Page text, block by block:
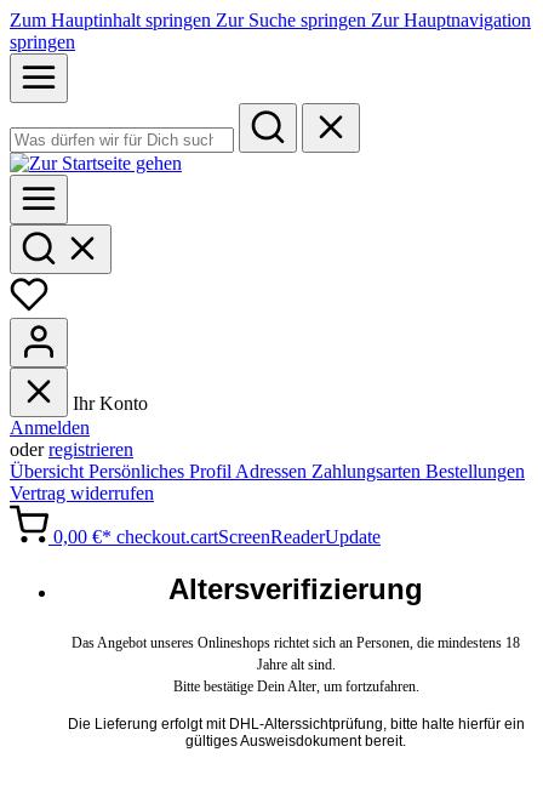
Zum Hauptinhalt springen Zur Suche springen Zur Hauptnavigation
springen
Ihr Konto
Anmelden
oderregistrieren
Übersicht Persönliches Profil Adressen Zahlungsarten Bestellungen
Vertrag widerrufen
0,00 €* checkout.cartScreenReaderUpdate
Altersverifizierung
Das Angebot unseres Onlineshops richtet sich an Personen, die mindestens 18
Jahre alt sind.
Bitte bestätige Dein Alter, um fortzufahren.
Die Lieferung erfolgt mit DHL-Alterssichtprüfung, bitte halte hierfür ein
gültiges Ausweisdokument bereit.